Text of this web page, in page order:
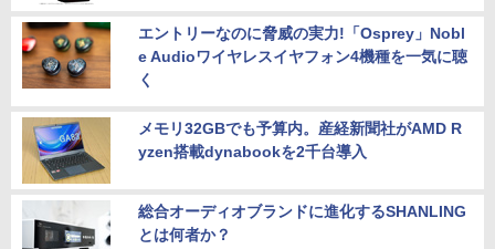
エントリーなのに脅威の実力!「Osprey」Nobl
e Audioワイヤレスイヤフォン4機種を一気に聴
く
メモリ32GBでも予算内。産経新聞社がAMD R
yzen搭載dynabookを2千台導入
総合オーディオブランドに進化するSHANLING
とは何者か？